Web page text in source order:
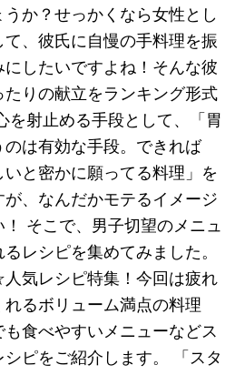
か？せっかくなら女性とし
、彼氏に自慢の手料理を振
したいですよね！そんな彼
りの献立をランキング形式
を射止める手段として、「胃
は有効な手段。できれば
いと密かに願ってる料理」を
、なんだかモテるイメージ
そこで、男子切望のメニュ
レシピを集めてみました。
気レシピ特集！今回は疲れ
るボリューム満点の料理
食べやすいメニューなどス
ピをご紹介します。 「スタ